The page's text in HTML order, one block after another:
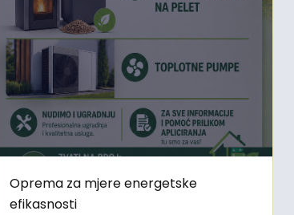
Oprema za mjere energetske
efikasnosti